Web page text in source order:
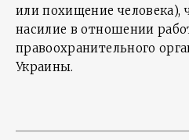
или похищение человека),
насилие в отношении
правоохранительного
Украины.